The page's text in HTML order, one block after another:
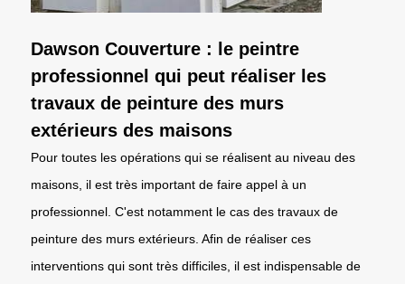
Dawson Couverture : le peintre
professionnel qui peut réaliser les
travaux de peinture des murs
extérieurs des maisons
Pour toutes les opérations qui se réalisent au niveau des
maisons, il est très important de faire appel à un
professionnel. C'est notamment le cas des travaux de
peinture des murs extérieurs. Afin de réaliser ces
interventions qui sont très difficiles, il est indispensable de